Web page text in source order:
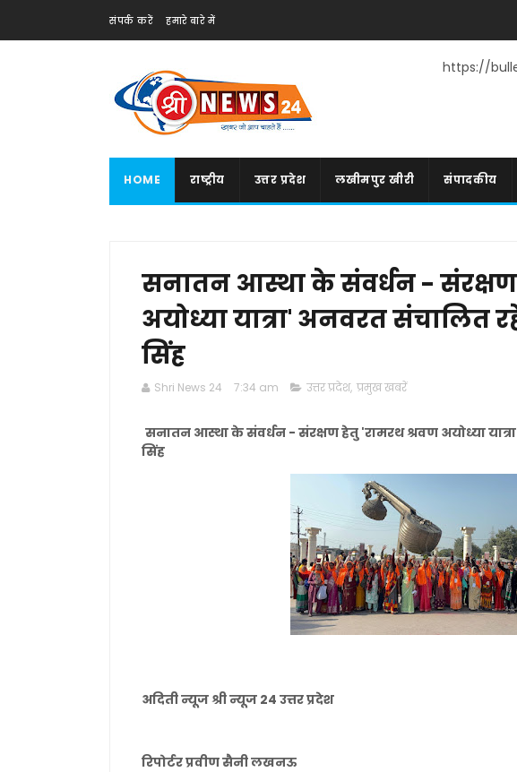
संपर्क करें हमारे बारे में
https://
HOME राष्ट्रीय उत्तर प्रदेश लखीमपुर खीरी संपादकीय
सनातन आस्था के संवर्धन - संरक्षण
अयोध्या यात्रा' अनवरत संचालित
सिंह
Shri News 24 7:34 am उत्तर प्रदेश, प्रमुख खबरें
सनातन आस्था के संवर्धन - संरक्षण हेतु 'रामरथ श्रवण अयोध्या
सिंह
अदिती न्यूज श्री न्यूज 24 उत्तर प्रदेश
रिपोर्टर प्रवीण सैनी लखनऊ